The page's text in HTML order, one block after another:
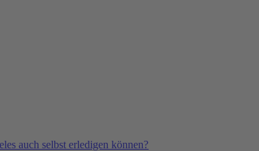
auch selbst erledigen können?